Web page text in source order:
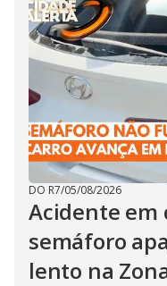
DO R7/05/08/2026
Acidente em
semáforo
lento na